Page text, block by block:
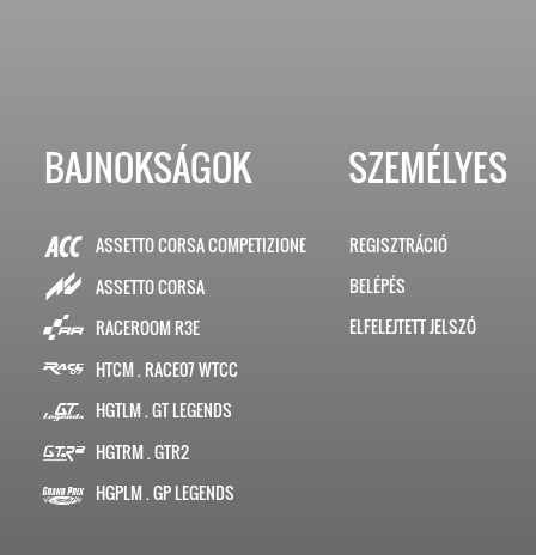
BAJNOKSÁGOK
ASSETTO CORSA COMPETIZIONE
ASSETTO CORSA
RACEROOM R3E
HTCM . RACE07 WTCC
HGTLM . GT LEGENDS
HGTRM . GTR2
HGPLM . GP LEGENDS
SZEMÉLYES
REGISZTRÁCIÓ
BELÉPÉS
ELFELEJTETT JELSZÓ